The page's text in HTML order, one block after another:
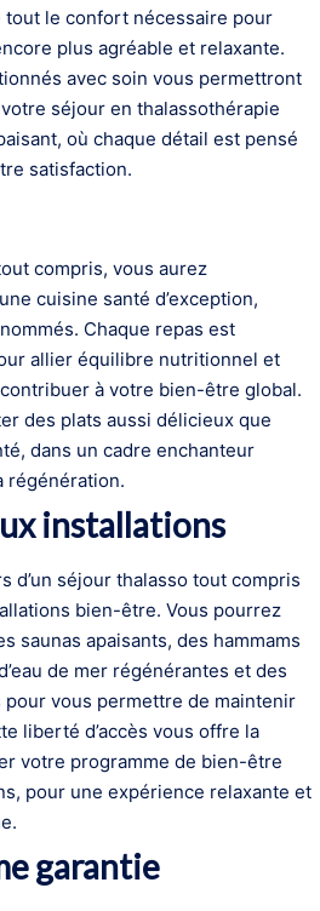
le confort nécessaire pour
plus agréable et relaxante.
avec soin vous permettront
séjour en thalassothérapie
où chaque détail est pensé
satisfaction.
compris, vous aurez
cuisine santé d’exception,
Chaque repas est
allier équilibre nutritionnel et
à votre bien-être global.
des plats aussi délicieux que
dans un cadre enchanteur
régénération.
installations
d’un séjour thalasso tout compris
bien-être. Vous pourrez
saunas apaisants, des hammams
de mer régénérantes et des
vous permettre de maintenir
liberté d’accès vous offre la
votre programme de bien-être
pour une expérience relaxante et
garantie